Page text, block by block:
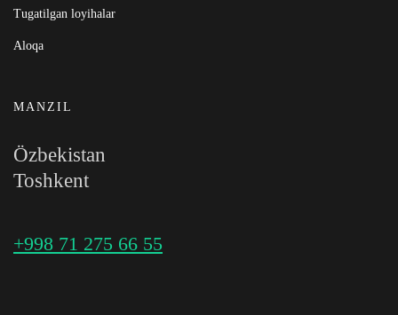
Tugatilgan loyihalar
Aloqa
MANZIL
Özbekistan
Toshkent
+998 71 275 66 55